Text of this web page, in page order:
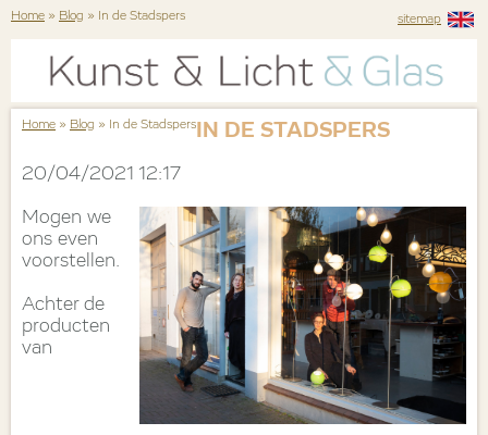
Home » Blog » In de Stadspers sitemap
Home » Blog » In de Stadspers IN DE STADSPERS
20/04/2021 12:17
Mogen we
ons even
voorstellen.
Achter de
producten
van